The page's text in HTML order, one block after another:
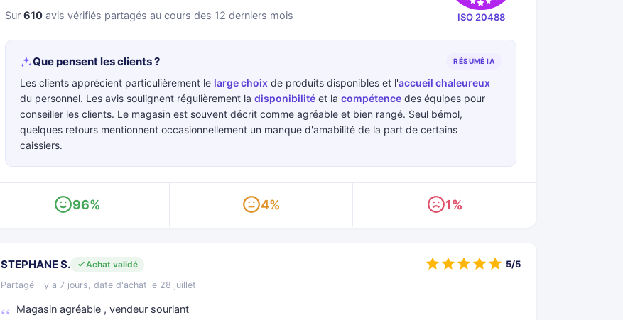
Sur 610 avis vérifiés partagés au cours des 12 derniers mois ISO 20488
Que pensent les clients ? RÉSUMÉ IA
Les clients apprécient particulièrement le large choix de produits disponibles et l'accueil chaleureux
du personnel. Les avis soulignent régulièrement la disponibilité et la compétence des équipes pour
conseiller les clients. Le magasin est souvent décrit comme agréable et bien rangé. Seul bémol,
quelques retours mentionnent occasionnellement un manque d'amabilité de la part de certains
caissiers.
96% 4% 1%
STEPHANE S.
Achat validé
Partagé il y a 7 jours, date d'achat le 28 juillet
Magasin agréable , vendeur souriant
5/5